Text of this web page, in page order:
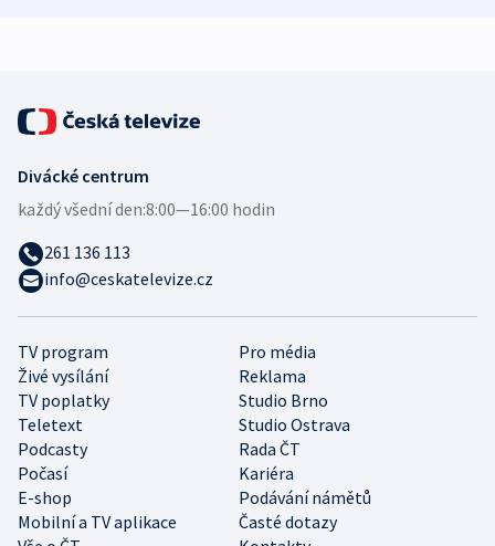
TV program
Pro média
Živé vysílání
Reklama
TV poplatky
Studio Brno
Teletext
Studio Ostrava
Podcasty
Rada ČT
Počasí
Kariéra
E-shop
Podávání námětů
Mobilní a TV aplikace
Časté dotazy
Divácké centrum
každý všední den:8:00—16:00 hodin
261 136 113
info@ceskatelevize.cz